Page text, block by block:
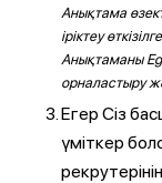
Анықтама
іріктеу
Анықтаманы
орналастыру
Егер Сіз
үміткер